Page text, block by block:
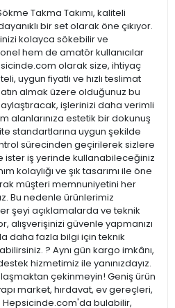
Takma Takımı, kaliteli
bir set olarak öne çıkıyor.
kolayca sökebilir ve
hem de amatör kullanıcılar
olarak size, ihtiyaç
uygun fiyatlı ve hızlı teslimat
almak üzere olduğunuz bu
işlerinizi daha verimli
alanlarınıza estetik bir dokunuş
standartlarına uygun şekilde
sürecinden geçirilerek sizlere
ister iş yerinde kullanabileceğiniz
kolaylığı ve şık tasarımı ile öne
müşteri memnuniyetini her
Bu nedenle ürünlerimiz
şeyi açıklamalarda ve teknik
alışverişinizi güvenle yapmanızı
daha fazla bilgi için teknik
? Aynı gün kargo imkânı,
hizmetimiz ile yanınızdayız.
çekinmeyin! Geniş ürün
market, hırdavat, ev gereçleri,
Hepsicinde.com'da bulabilir,